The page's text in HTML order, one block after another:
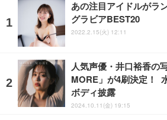
あの注目アイドルがラ
グラビアBEST20
2022.2.15(火) 12:11
人気声優・井口裕香の
MORE」が4刷決定！
ボディ披露
2024.10.11(金) 19:15